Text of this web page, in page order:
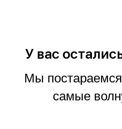
У вас
Мы постараемся
самые